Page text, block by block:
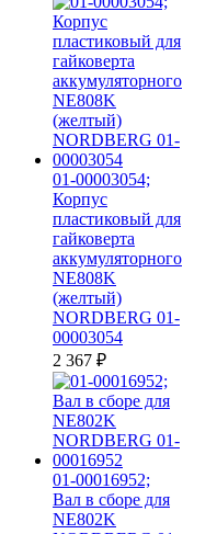
01-00003054;
Корпус
пластиковый для
гайковерта
аккумуляторного
NE808K
(желтый)
NORDBERG 01-
00003054
2 367 ₽
01-00016952;
Вал в сборе для
NE802K